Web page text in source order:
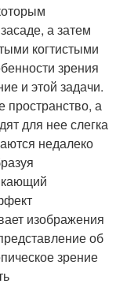
а затем
когтистыми
зрения
и этой задачи.
а
для нее слегка
недалеко
изображения
об
зрение